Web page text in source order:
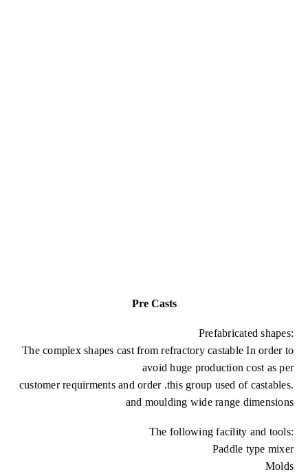
Pre Casts
Prefabricated shapes
The complex shapes cast from refractory castable In order to
avoid huge production cost as per
.customer requirments and order .this group used of castables
and moulding wide range dimensions
Paddle type mixer
Molds